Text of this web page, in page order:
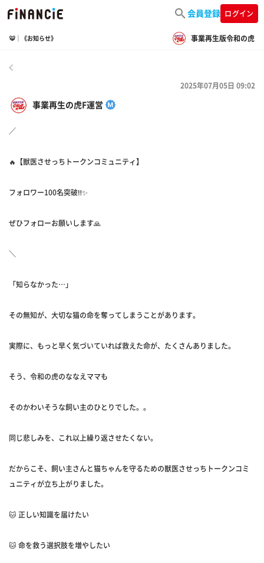
会員登録 ログイン
🐯｜《お知らせ》 事業再生版令和の虎
事業再生の虎F運営
2025年07月05日 09:02
／
🔥【獣医させっちトークンコミュニティ】
フォロワー100名突破‼️✨
ぜひフォローお願いします🙏
＼
「知らなかった…」
その無知が、大切な猫の命を奪ってしまうことがあります。
実際に、もっと早く気づいていれば救えた命が、たくさんありました。
そう、令和の虎のななえママも
そのかわいそうな飼い主のひとりでした。。
同じ悲しみを、これ以上繰り返させたくない。
だからこそ、飼い主さんと猫ちゃんを守るための獣医させっちトークンコミ
ュニティが立ち上がりました。
🐱 正しい知識を届けたい
🐱 命を救う選択肢を増やしたい